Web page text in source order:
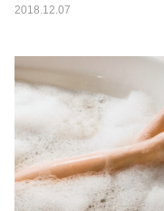
2018.12.07